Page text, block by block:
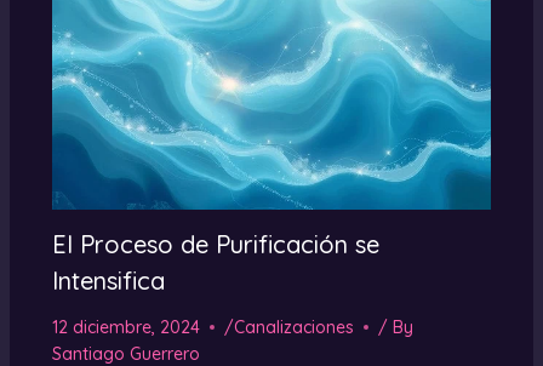
El Proceso de Purificación se
Intensifica
12 diciembre, 2024 /Canalizaciones
/ By
Santiago Guerrero